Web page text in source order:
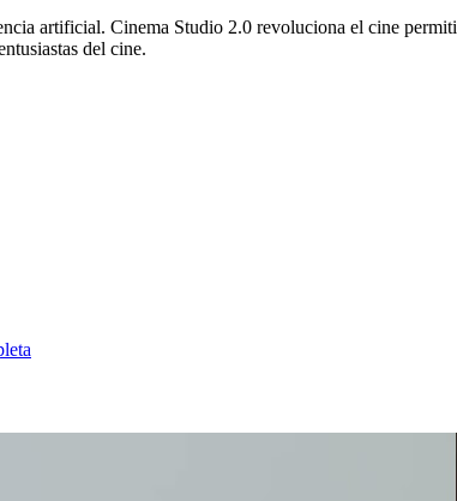
artificial. Cinema Studio 2.0 revoluciona el cine
del cine.